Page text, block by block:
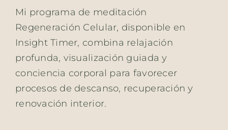
Mi programa de meditación
Regeneración Celular, disponible en
Insight Timer, combina relajación
profunda, visualización guiada y
conciencia corporal para favorecer
procesos de descanso, recuperación y
renovación interior.